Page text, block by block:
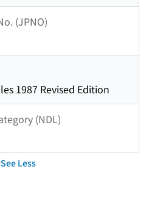
(JPNO)
1987 Revised Edition
(NDL)
See Less